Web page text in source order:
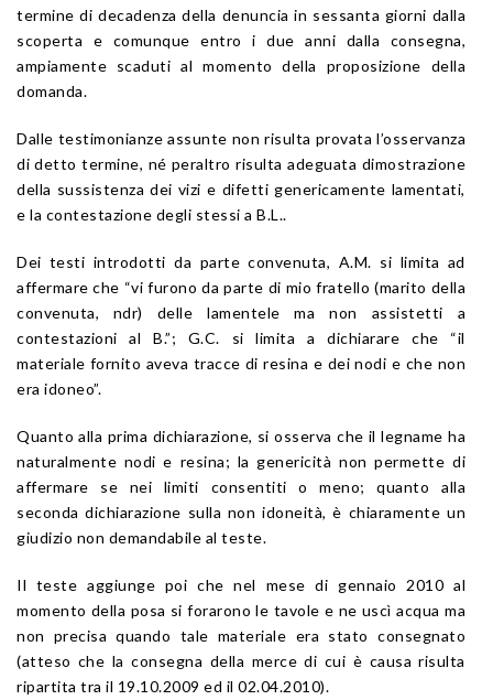
termine di decadenza della denuncia in sessanta giorni dalla
scoperta e comunque entro i due anni dalla consegna,
ampiamente scaduti al momento della proposizione della
domanda.
Dalle testimonianze assunte non risulta provata l’osservanza
di detto termine, né peraltro risulta adeguata dimostrazione
della sussistenza dei vizi e difetti genericamente lamentati,
e la contestazione degli stessi a B.L..
Dei testi introdotti da parte convenuta, A.M. si limita ad
affermare che “vi furono da parte di mio fratello (marito della
convenuta, ndr) delle lamentele ma non assistetti a
contestazioni al B.”; G.C. si limita a dichiarare che “il
materiale fornito aveva tracce di resina e dei nodi e che non
era idoneo”.
Quanto alla prima dichiarazione, si osserva che il legname ha
naturalmente nodi e resina; la genericità non permette di
affermare se nei limiti consentiti o meno; quanto alla
seconda dichiarazione sulla non idoneità, è chiaramente un
giudizio non demandabile al teste.
Il teste aggiunge poi che nel mese di gennaio 2010 al
momento della posa si forarono le tavole e ne uscì acqua ma
non precisa quando tale materiale era stato consegnato
(atteso che la consegna della merce di cui è causa risulta
ripartita tra il 19.10.2009 ed il 02.04.2010).